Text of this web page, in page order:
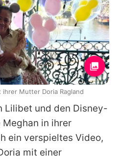
Lilibet und den Disney-
Meghan in ihrer
ein verspieltes Video,
mit einer
Mutter Doria Ragland